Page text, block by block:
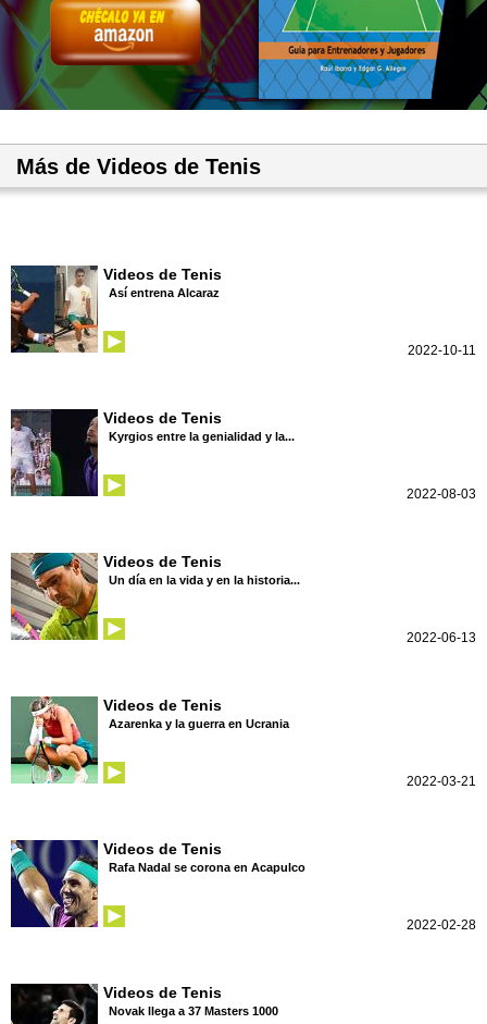
Más de Videos de Tenis
Videos de Tenis
Así entrena Alcaraz
2022-10-11
Videos de Tenis
Kyrgios entre la genialidad y la...
2022-08-03
Videos de Tenis
Un día en la vida y en la historia...
2022-06-13
Videos de Tenis
Azarenka y la guerra en Ucrania
2022-03-21
Videos de Tenis
Rafa Nadal se corona en Acapulco
2022-02-28
Videos de Tenis
Novak llega a 37 Masters 1000